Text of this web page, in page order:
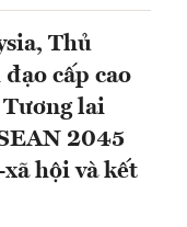
Thủ
cấp cao
Tương lai
2045
hội và kết